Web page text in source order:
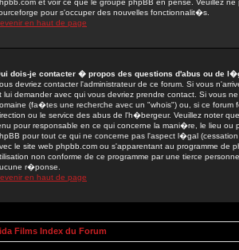
et voir ce que le groupe phpBB en pense. Veuillez
pour s'occuper des nouvelles fonctionnalit�s.
en haut de page
dois-je contacter � propos des questions d'abus ou de
devriez contacter l'administrateur de ce forum. Si vous
lui demander avec qui vous devriez prendre contact. Si vous
(fa�tes une recherche avec un "whois") ou, si ce
ou le service des abus de l'h�bergeur. Veuillez noter
pour responsable en ce qui concerne la mani�re, le lieu
pour tout ce qui ne concerne pas l'aspect l�gal
le site web phpbb.com ou s'apparentant au programme de
non conforme de ce programme par une tierce
r�ponse.
en haut de page
Films Index du Forum